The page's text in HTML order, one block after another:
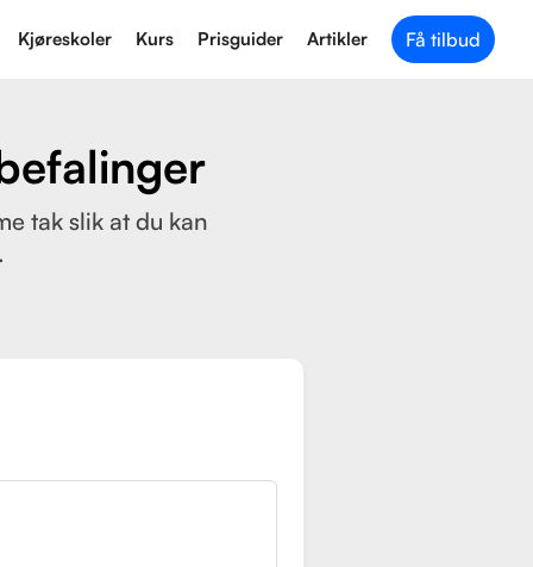
Kjøreskoler Kurs Prisguider Artikler Få tilbud
tak slik at du kan